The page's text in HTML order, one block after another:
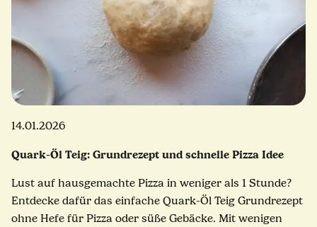
14.01.2026
Quark-Öl Teig: Grundrezept und schnelle Pizza Idee
Lust auf hausgemachte Pizza in weniger als 1 Stunde?
Entdecke dafür das einfache Quark-Öl Teig Grundrezept
ohne Hefe für Pizza oder süße Gebäcke. Mit wenigen